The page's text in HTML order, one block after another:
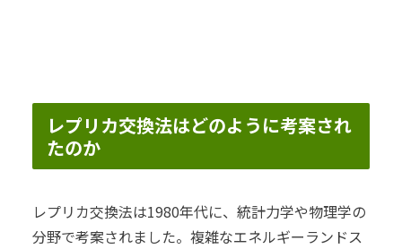
レプリカ交換法はどのように考案され
たのか
レプリカ交換法は1980年代に、統計力学や物理学の
分野で考案されました。複雑なエネルギーランドス